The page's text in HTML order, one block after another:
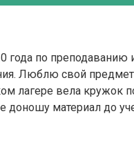
года по
Люблю свой
лагере вела
доношу материал до